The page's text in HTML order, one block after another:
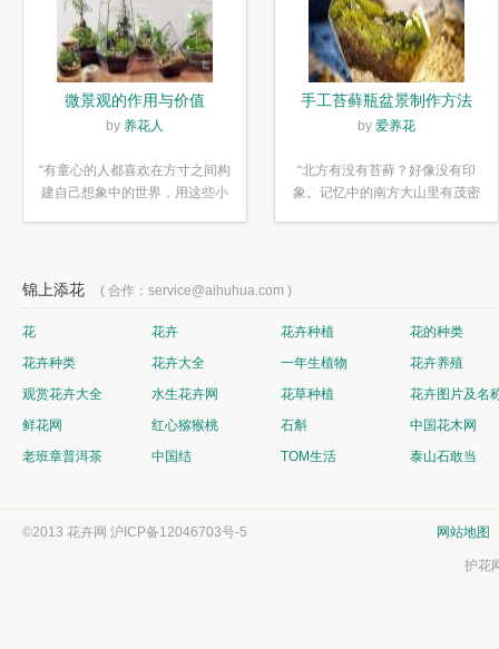
微景观的作用与价值
by 养花人
“有童心的人都喜欢在方寸之间构
建自己想象中的世界，用这些小
手工苔藓瓶盆景制作方法
by 爱养花
“北方有没有苔藓？好像没有印
象。记忆中的南方大山里有茂密
锦上添花 ( 合作：service@aihuhua.com )
花 花卉 花卉种植
花的种类
花卉种类
花卉大全 一年生植物
花卉养殖
观赏花卉大全
水生花卉网 花草种植
花卉图片及名
鲜花网
红心猕猴桃 石斛
中国花木网
老班章普洱茶
中国结 TOM生活 泰山石敢当
©2013 花卉网 沪ICP备12046703号-5 网站地图
护花